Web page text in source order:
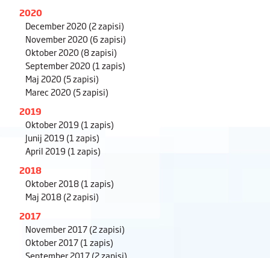
2020
December 2020(2 zapisi)
November 2020(6 zapisi)
Oktober 2020(8 zapisi)
September 2020(1 zapis)
Maj 2020(5 zapisi)
Marec 2020(5 zapisi)
2019
Oktober 2019 (1 zapis)
Junij 2019 (1 zapis)
April 2019 (1 zapis)
2018
Oktober 2018(1 zapis)
Maj 2018(2 zapisi)
2017
November 2017(2 zapisi)
Oktober 2017(1 zapis)
September 2017(2 zapisi)